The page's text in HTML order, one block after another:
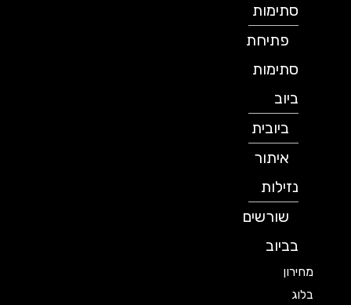
סתימות
פתיחת
סתימות
ביובית
איתור
נזילות
שורשים
בביוב
מחירון